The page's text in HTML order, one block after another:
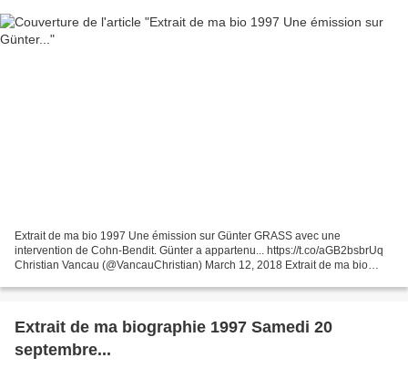
Extrait de ma bio 1997 Une émission sur Günter GRASS avec une
intervention de Cohn-Bendit. Günter a appartenu... https://t.co/aGB2bsbrUq
Christian Vancau (@VancauChristian) March 12, 2018 Extrait de ma bio
Extrait de ma biographie 1997 Samedi 20
septembre...